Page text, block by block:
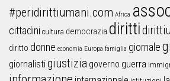
#peridirittiumani.com Africa
cittadini cultura democrazia diritti
diritto donne economia Europa famiglia giornale
giornalistigiustizia governo guerra